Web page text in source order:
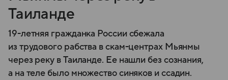
Таиланде
19-летняя гражданка России сбежала
из трудового рабства в скам-центрах Мьянмы
через реку в Таиланде. Ее нашли без сознания,
а на теле было множество синяков и ссадин.